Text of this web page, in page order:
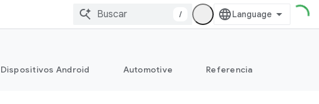
/
Dispositivos Android Automotive Referencia